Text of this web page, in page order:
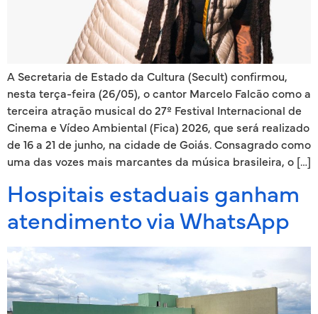
A Secretaria de Estado da Cultura (Secult) confirmou,
nesta terça-feira (26/05), o cantor Marcelo Falcão como a
terceira atração musical do 27º Festival Internacional de
Cinema e Vídeo Ambiental (Fica) 2026, que será realizado
de 16 a 21 de junho, na cidade de Goiás. Consagrado como
uma das vozes mais marcantes da música brasileira, o […]
Hospitais estaduais ganham
atendimento via WhatsApp